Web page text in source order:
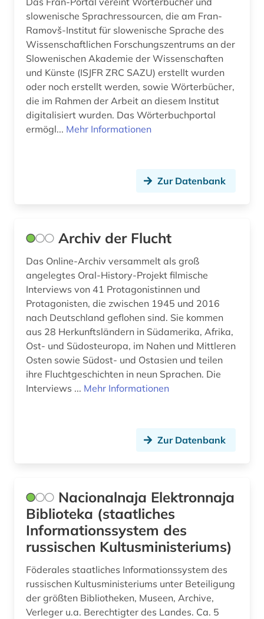
slowenische Sprachressourcen, die am Fran-
Ramovš-Institut für slowenische Sprache des
Wissenschaftlichen Forschungszentrums an der
Slowenischen Akademie der Wissenschaften
und Künste (ISJFR ZRC SAZU) erstellt wurden
oder noch erstellt werden, sowie Wörterbücher,
die im Rahmen der Arbeit an diesem Institut
digitalisiert wurden. Das Wörterbuchportal
ermögl... Mehr Informationen
Zur Datenbank
Archiv der Flucht
Das Online-Archiv versammelt als groß
angelegtes Oral-History-Projekt filmische
Interviews von 41 Protagonistinnen und
Protagonisten, die zwischen 1945 und 2016
nach Deutschland geflohen sind. Sie kommen
aus 28 Herkunftsländern in Südamerika, Afrika,
Ost- und Südosteuropa, im Nahen und Mittleren
Osten sowie Südost- und Ostasien und teilen
ihre Fluchtgeschichten in neun Sprachen. Die
Interviews ... Mehr Informationen
Zur Datenbank
Nacionalnaja Elektronnaja
Biblioteka (staatliches
Informationssystem des
russischen Kultusministeriums)
Föderales staatliches Informationssystem des
russischen Kultusministeriums unter Beteiligung
der größten Bibliotheken, Museen, Archive,
Verleger u.a. Berechtigter des Landes. Ca. 5